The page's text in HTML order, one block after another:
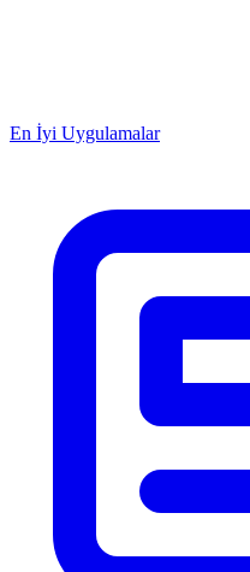
En İyi Uygulamalar